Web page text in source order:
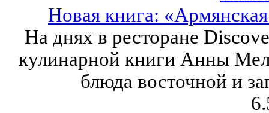
Новая книга:
На днях в ресторане
кулинарной книги Анны
блюда восточной и